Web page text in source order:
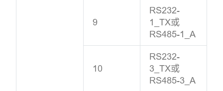
9
RS232-
1_TX或
RS485-1_A
10
RS232-
3_TX或
RS485-3_A